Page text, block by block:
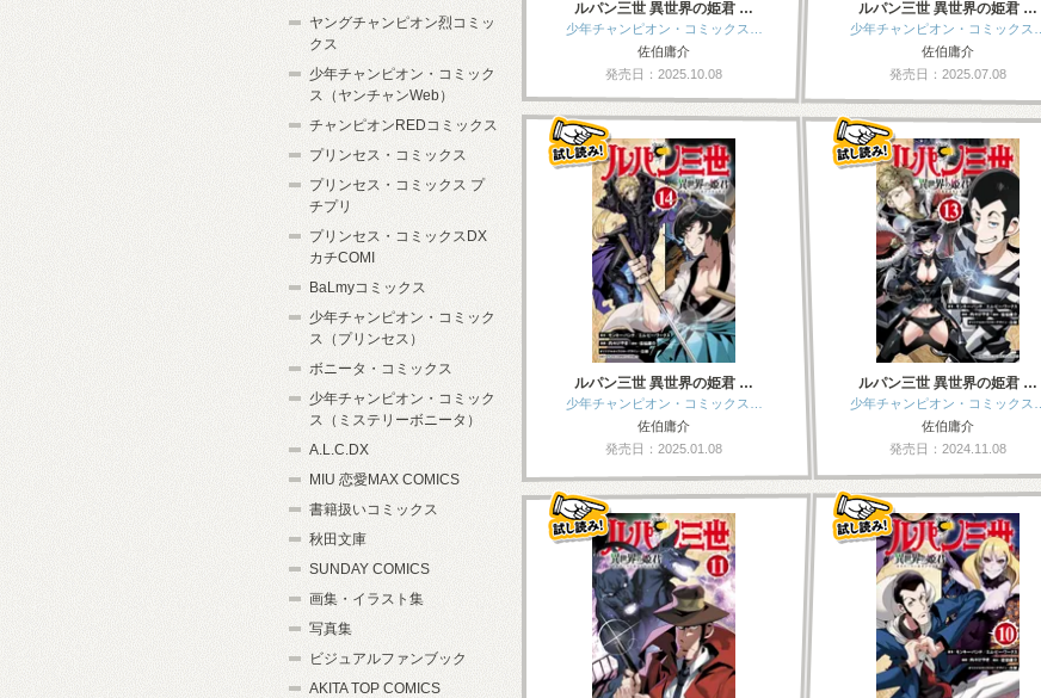
ルパン三世 異世界の姫君 …
少年チャンピオン・コミックス…
佐伯庸介
発売日：2025.10.08
ルパン三世 異世界の姫君 …
少年チャンピオン・コミックス…
佐伯庸介
発売日：2025.07.08
ルパン三世 異世界の姫君 …
少年チャンピオン・コミックス…
佐伯庸介
発売日：2025.01.08
ルパン三世 異世界の姫君 …
少年チャンピオン・コミックス…
佐伯庸介
発売日：2024.11.08
ヤングチャンピオン烈コミッ
クス
少年チャンピオン・コミック
ス（ヤンチャンWeb）
チャンピオンREDコミックス
プリンセス・コミックス
プリンセス・コミックス プ
チプリ
プリンセス・コミックスDX
カチCOMI
BaLmyコミックス
少年チャンピオン・コミック
ス（プリンセス）
ボニータ・コミックス
少年チャンピオン・コミック
ス（ミステリーボニータ）
A.L.C.DX
MIU 恋愛MAX COMICS
書籍扱いコミックス
秋田文庫
SUNDAY COMICS
画集・イラスト集
写真集
ビジュアルファンブック
AKITA TOP COMICS